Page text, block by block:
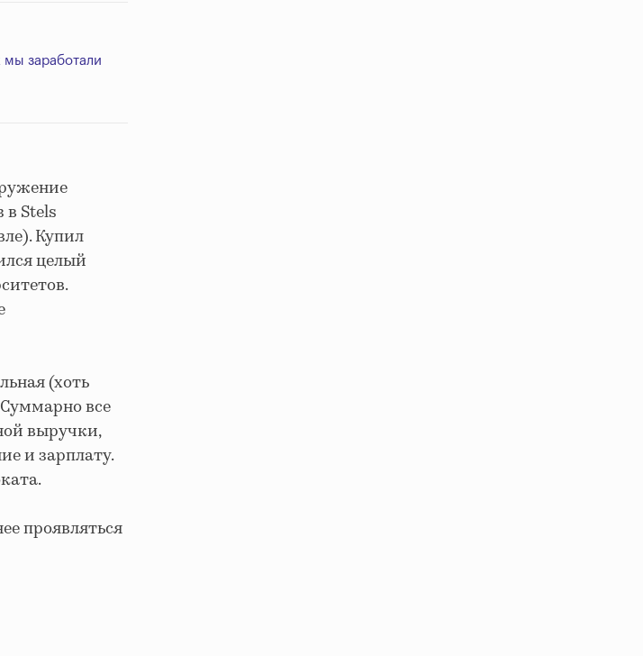
заработали
в Stels
Купил
целый
(хоть
все
выручки,
и зарплату.
проявляться